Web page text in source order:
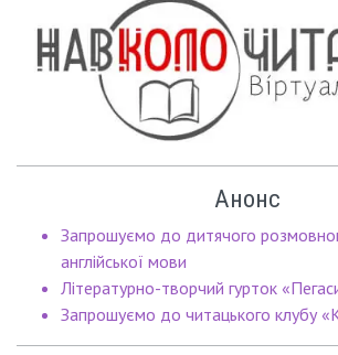
Анонс
Запрошуємо до дитячого
англійської мови
Літературно-творчий гурток
Запрошуємо до читацького клубу